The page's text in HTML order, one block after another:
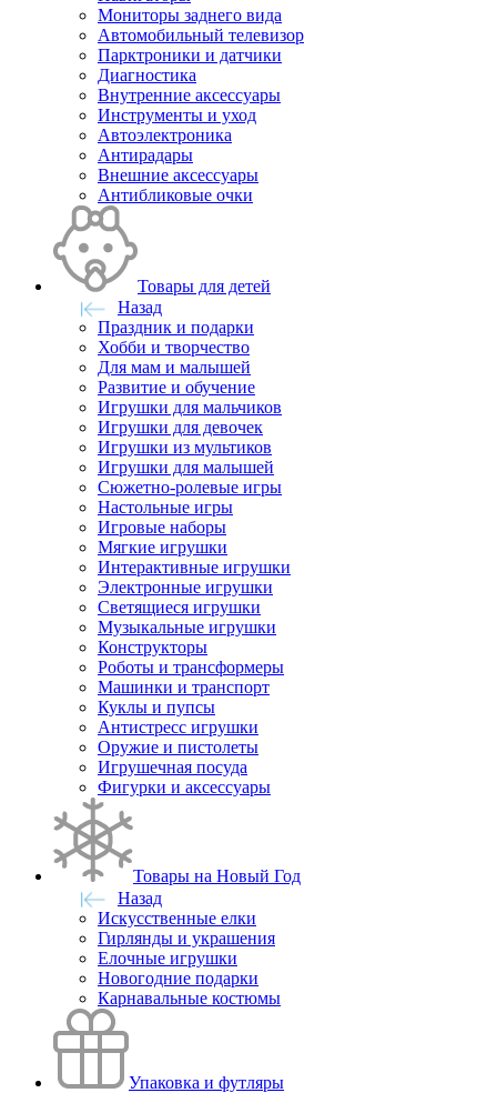
Мониторы заднего вида
Автомобильный телевизор
Парктроники и датчики
Диагностика
Внутренние аксессуары
Инструменты и уход
Автоэлектроника
Антирадары
Внешние аксессуары
Антибликовые очки
Товары для детей
Назад
Праздник и подарки
Хобби и творчество
Для мам и малышей
Развитие и обучение
Игрушки для мальчиков
Игрушки для девочек
Игрушки из мультиков
Игрушки для малышей
Сюжетно-ролевые игры
Настольные игры
Игровые наборы
Мягкие игрушки
Интерактивные игрушки
Электронные игрушки
Светящиеся игрушки
Музыкальные игрушки
Конструкторы
Роботы и трансформеры
Машинки и транспорт
Куклы и пупсы
Антистресс игрушки
Оружие и пистолеты
Игрушечная посуда
Фигурки и аксессуары
Товары на Новый Год
Назад
Искусственные елки
Гирлянды и украшения
Елочные игрушки
Новогодние подарки
Карнавальные костюмы
Упаковка и футляры